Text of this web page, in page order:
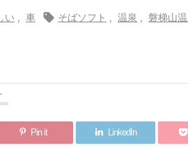
い , 車  そばソフト , 温泉 , 磐梯山
Pin it LinkedIn